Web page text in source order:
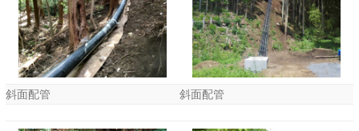
斜面配管 斜面配管